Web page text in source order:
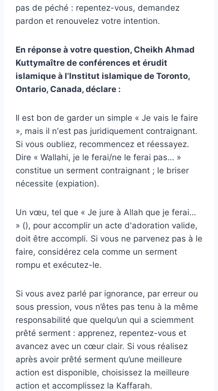
pas de péché : repentez-vous, demandez
pardon et renouvelez votre intention.
En réponse à votre question, Cheikh Ahmad
Kuttymaître de conférences et érudit
islamique à l’Institut islamique de Toronto,
Ontario, Canada, déclare :
Il est bon de garder un simple « Je vais le faire
», mais il n'est pas juridiquement contraignant.
Si vous oubliez, recommencez et réessayez.
Dire « Wallahi, je le ferai/ne le ferai pas… »
constitue un serment contraignant ; le briser
nécessite (expiation).
Un vœu, tel que « Je jure à Allah que je ferai…
» (), pour accomplir un acte d'adoration valide,
doit être accompli. Si vous ne parvenez pas à le
faire, considérez cela comme un serment
rompu et exécutez-le.
Si vous avez parlé par ignorance, par erreur ou
sous pression, vous n’êtes pas tenu à la même
responsabilité que quelqu’un qui a sciemment
prêté serment : apprenez, repentez-vous et
avancez avec un cœur clair. Si vous réalisez
après avoir prêté serment qu’une meilleure
action est disponible, choisissez la meilleure
action et accomplissez la Kaffarah.